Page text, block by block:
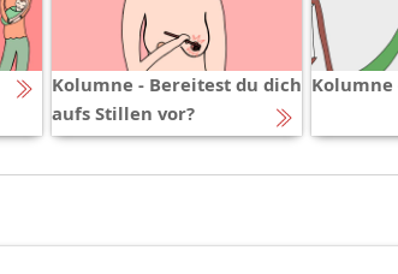
Kolumne - Bereitest du dich
aufs Stillen vor?
Kolumne